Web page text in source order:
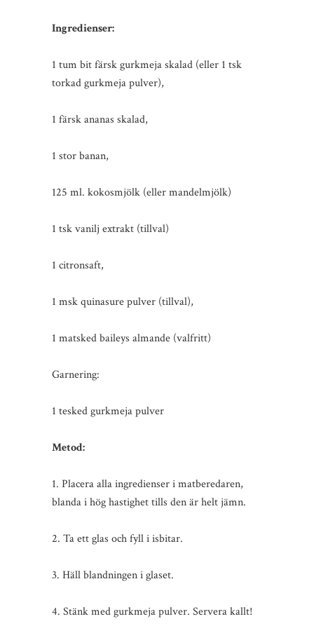
Ingredienser:
1 tum bit färsk gurkmeja skalad (eller 1 tsk
torkad gurkmeja pulver),
1 färsk ananas skalad,
1 stor banan,
125 ml. kokosmjölk (eller mandelmjölk)
1 tsk vanilj extrakt (tillval)
1 citronsaft,
1 msk quinasure pulver (tillval),
1 matsked baileys almande (valfritt)
Garnering:
1 tesked gurkmeja pulver
Metod:
1. Placera alla ingredienser i matberedaren,
blanda i hög hastighet tills den är helt jämn.
2. Ta ett glas och fyll i isbitar.
3. Häll blandningen i glaset.
4. Stänk med gurkmeja pulver. Servera kallt!